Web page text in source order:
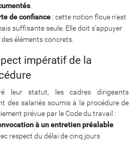
.
de confiance : cette notion floue n’est
suffisante seule. Elle doit s’appuyer
des éléments concrets.
impératif de la
leur statut, les cadres dirigeants
des salariés soumis à la procédure de
prévue par le Code du travail :
à un entretien préalable
respect du délai de cinq jours